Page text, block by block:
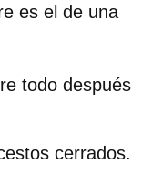
es el de una
todo después
cerrados.